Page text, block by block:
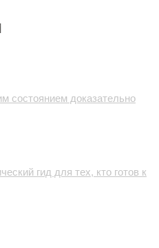
состоянием доказательно
гид для тех, кто готов к